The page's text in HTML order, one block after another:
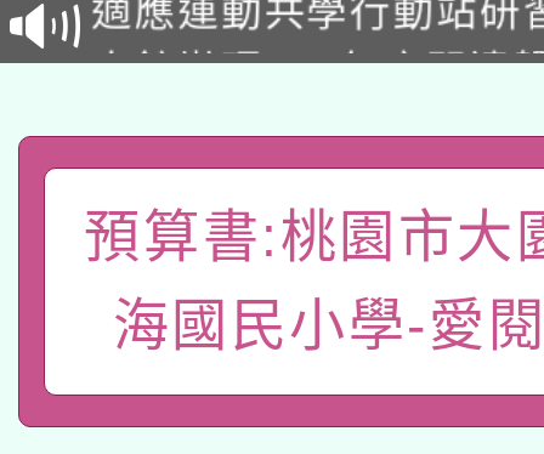
招)
本館辦理115年度閱讀
礎課程
A3數位素養講師名單
「數位內容與教學軟體
pilot」
有關大陸委員會函釋公
薪期間赴陸應申請許可
轉知經濟部水利署委託
業技術研究院辦理「
115年8月22日(星期六
預算書:桃園市大
海國民小學-愛